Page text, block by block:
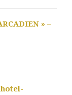
» –
hotel-